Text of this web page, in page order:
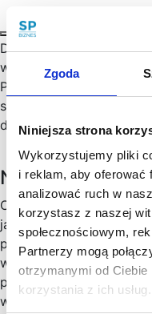
Zgoda
Niniejsza strona
Wykorzystujemy pliki
i reklam, aby oferować
analizować ruch w
korzystasz z naszej
społecznościowym,
Partnerzy mogą
otrzymanymi od
korzystania z ich usług.
Doprowadzenie do
wymaga sporych
Przygotowanie
strony jest
dominują negatywne
Newsletter
Chętny, chętna na
jak wesprzeć rozwój
podatki, zminimalizować
wysyłamy konkrety,
praktyce i ważne
wpływ na Twoj biznes.